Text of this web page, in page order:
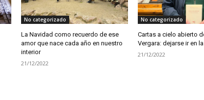
No categorizado
La Navidad como recuerdo de ese
amor que nace cada año en nuestro
interior
21/12/2022
No categorizado
Cartas a cielo abierto
Vergara: dejarse ir en
21/12/2022